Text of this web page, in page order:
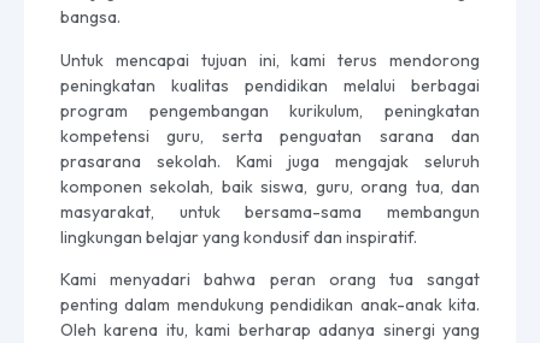
bangsa.
Untuk mencapai tujuan ini, kami terus mendorong
peningkatan kualitas pendidikan melalui berbagai
program pengembangan kurikulum, peningkatan
kompetensi guru, serta penguatan sarana dan
prasarana sekolah. Kami juga mengajak seluruh
komponen sekolah, baik siswa, guru, orang tua, dan
masyarakat, untuk bersama-sama membangun
lingkungan belajar yang kondusif dan inspiratif.
Kami menyadari bahwa peran orang tua sangat
penting dalam mendukung pendidikan anak-anak kita.
Oleh karena itu, kami berharap adanya sinergi yang